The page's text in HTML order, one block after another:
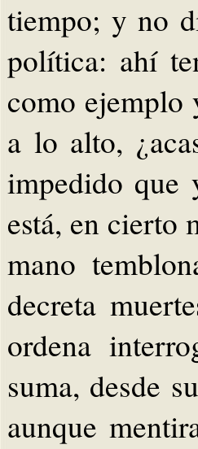
tiempo; y no
política: ahí
como ejemplo
a lo alto,
impedido que
está, en cierto
mano
decreta
ordena
suma, desde
aunque